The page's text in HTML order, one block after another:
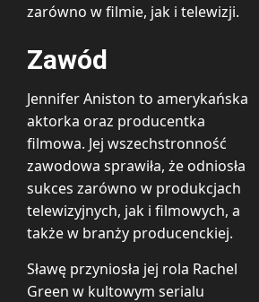
zarówno w filmie, jak i telewizji.
Zawód
Jennifer Aniston to amerykańska
aktorka oraz producentka
filmowa. Jej wszechstronność
zawodowa sprawiła, że odniosła
sukces zarówno w produkcjach
telewizyjnych, jak i filmowych, a
także w branży producenckiej.
Sławę przyniosła jej rola Rachel
Green w kultowym serialu